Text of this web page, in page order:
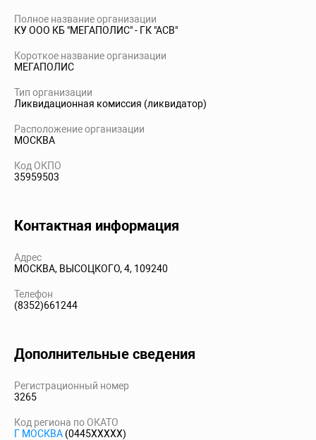
Полное название организации
КУ ООО КБ "МЕГАПОЛИС" - ГК "АСВ"
Короткое название организации
МЕГАПОЛИС
Тип организации
Ликвидационная комиссия (ликвидатор)
Расположение организации
МОСКВА
Код ОКПО
35959503
Контактная информация
Адрес
МОСКВА, ВЫСОЦКОГО, 4, 109240
Телефон
(8352)661244
Дополнительные сведения
Регистрационный номер
3265
Код региона по ОКАТО
Г МОСКВА (0445XXXXX)